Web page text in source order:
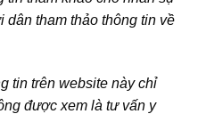
tham thảo thông tin về
tin trên website này chỉ
được xem là tư vấn y